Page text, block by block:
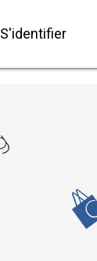
S'identifier